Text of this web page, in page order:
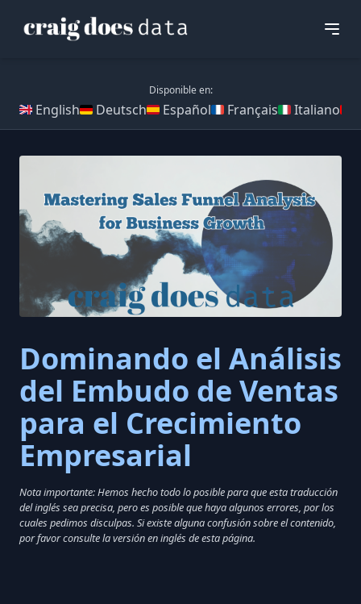
Disponible en:
English Deutsch Español Français Italiano
Dominando el Análisis
del Embudo de Ventas
para el Crecimiento
Empresarial
Nota importante: Hemos hecho todo lo posible para que esta traducción
del inglés sea precisa, pero es posible que haya algunos errores, por los
cuales pedimos disculpas. Si existe alguna confusión sobre el contenido,
por favor consulte la versión en inglés de esta página.